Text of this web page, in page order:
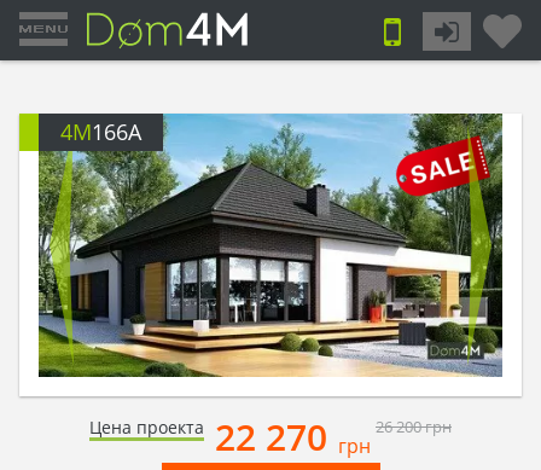
4M166A
Цена проекта 22 270 грн
26 200грн